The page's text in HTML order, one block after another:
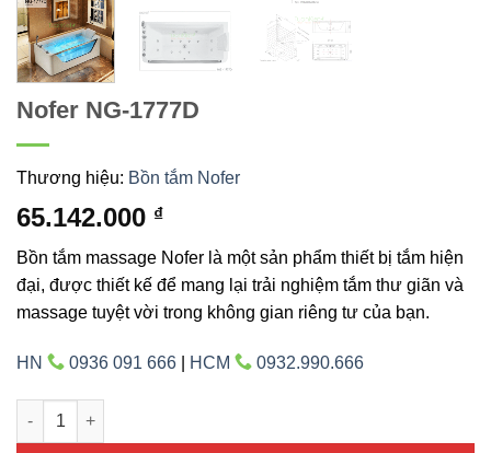
Nofer NG-1777D
Thương hiệu: Bồn tắm Nofer
65.142.000 ₫
Bồn tắm massage Nofer là một sản phẩm thiết bị tắm hiện
đại, được thiết kế để mang lại trải nghiệm tắm thư giãn và
massage tuyệt vời trong không gian riêng tư của bạn.
HN 0936 091 666 HCM 0932.990.666
Nofer NG-1777D số lượng